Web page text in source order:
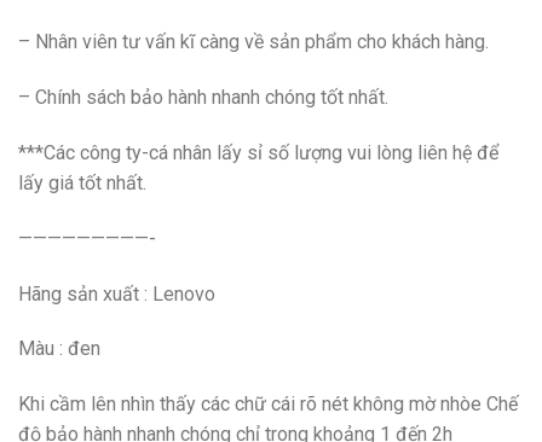
– Nhân viên tư vấn kĩ càng về sản phẩm cho khách hàng.
– Chính sách bảo hành nhanh chóng tốt nhất.
***Các công ty-cá nhân lấy sỉ số lượng vui lòng liên hệ để
lấy giá tốt nhất.
—————————-
Hãng sản xuất : Lenovo
Màu : đen
Khi cầm lên nhìn thấy các chữ cái rõ nét không mờ nhòe Chế
độ bảo hành nhanh chóng chỉ trong khoảng 1 đến 2h